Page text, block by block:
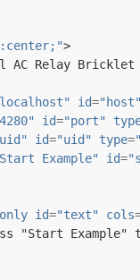
>
Relay Bricklet
id=
id="port"
id="uid" type=
Example" id=
id="text" cols
"Start